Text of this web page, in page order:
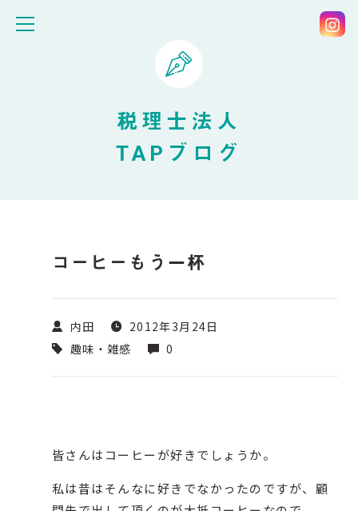
税理士法人
TAPブログ
コーヒーもう一杯
内田
2012年3月24日
趣味・雑感
0
皆さんはコーヒーが好きでしょうか。
私は昔はそんなに好きでなかったのですが、顧